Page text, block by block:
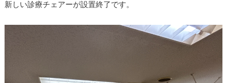
新しい診療チェアーが設置終了です。